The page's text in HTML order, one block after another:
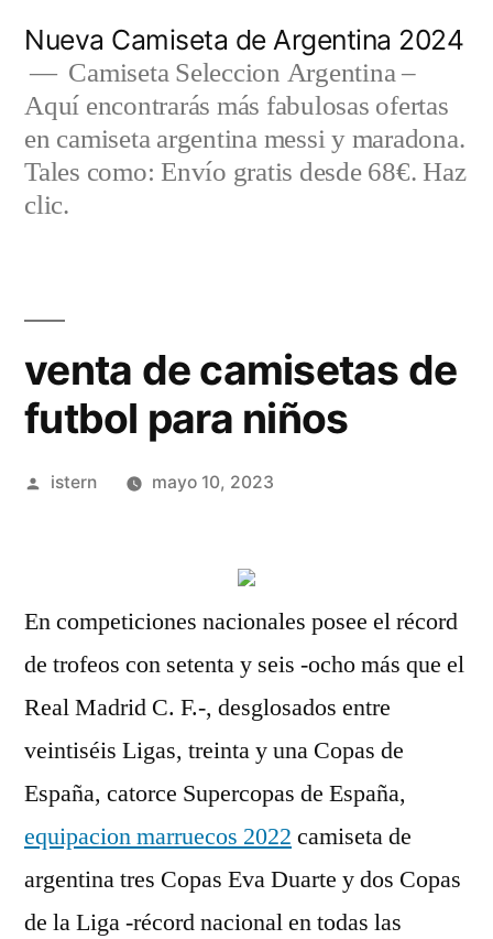
contenido
Nueva Camiseta de Argentina 2024
Camiseta Seleccion Argentina –
Aquí encontrarás más fabulosas ofertas
en camiseta argentina messi y maradona.
Tales como: Envío gratis desde 68€. Haz
clic.
venta de camisetas de
futbol para niños
Publicado
istern mayo 10, 2023
En competiciones nacionales posee el récord
de trofeos con setenta y seis -ocho más que el
Real Madrid C. F.-, desglosados entre
veintiséis Ligas, treinta y una Copas de
España, catorce Supercopas de España,
equipacion marruecos 2022 camiseta de
argentina tres Copas Eva Duarte y dos Copas
de la Liga -récord nacional en todas las